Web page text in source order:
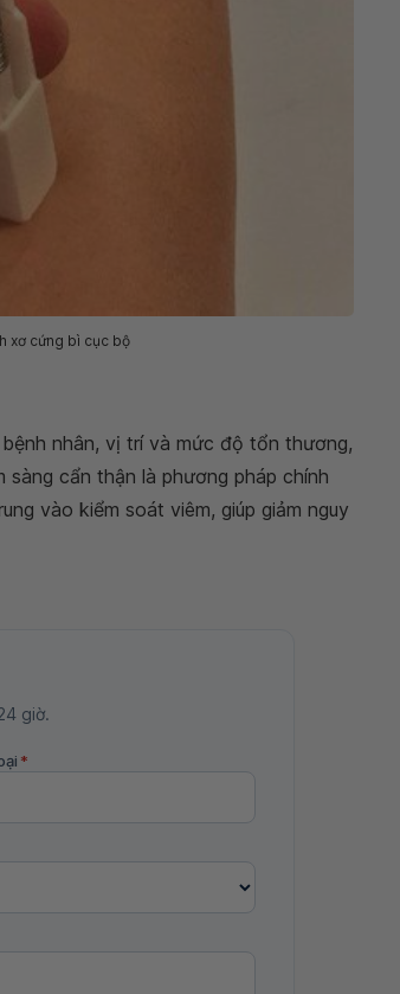
xơ cứng bì cục bộ
nhân, vị trí và mức độ tổn thương,
cẩn thận là phương pháp chính
vào kiểm soát viêm, giúp giảm nguy
giờ.
*